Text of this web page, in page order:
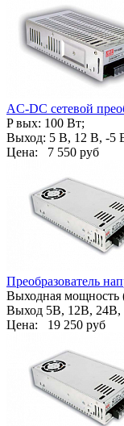
AC-DC сетевой
P вых: 100 Вт;
Выход: 5 В, 12 В, -5
Цена: 7 550 руб
Преобразователь
Выходная мощность
Выход 5В, 12В, 24В,
Цена: 19 250 руб